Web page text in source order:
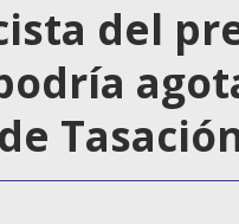
del